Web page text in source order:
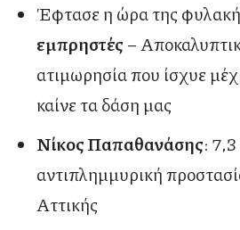
Έφτασε η ώρα της
εμπρηστές –
ατιμωρησία που ίσχυε
καίνε τα δάση μας
Νίκος Παπαθανάσης: 7,3
αντιπλημμυρική
Αττικής